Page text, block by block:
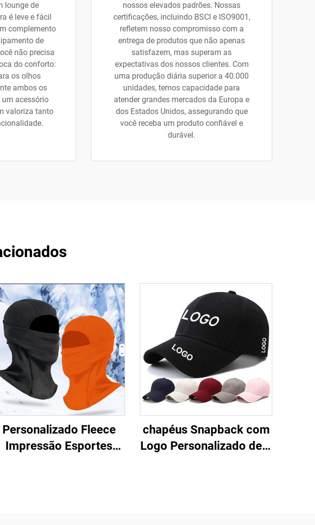
lounge de
é leve e fácil
complemento
de
não precisa
do conforto:
os olhos
ambos os
acessório
valoriza tanto
nossos elevados padrões. Nossas
certificações, incluindo BSCI e ISO9001,
refletem nosso compromisso com a
entrega de produtos que não apenas
satisfazem, mas superam as
expectativas dos nossos clientes. Com
uma produção diária superior a 40.000
unidades, temos capacidade para
atender grandes mercados da Europa e
dos Estados Unidos, assegurando que
você receba um produto confiável e
durável.
Personalizado Fleece
Impressão Esportes
chapéus Snapback com
Logo Personalizado de 6